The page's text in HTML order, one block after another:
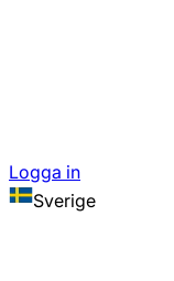
Logga in
Sverige